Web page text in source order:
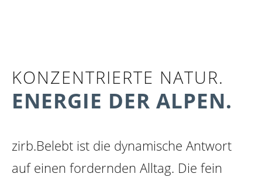
KONZENTRIERTE NATUR.
ENERGIE DER ALPEN.
zirb.Belebt ist die dynamische Antwort
auf einen fordernden Alltag. Die fein